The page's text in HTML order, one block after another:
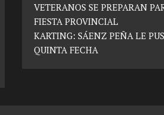
VETERANOS SE PREPARAN
FIESTA PROVINCIAL
KARTING: SÁENZ PEÑA LE
QUINTA FECHA